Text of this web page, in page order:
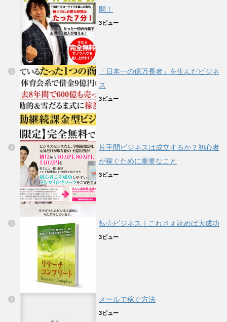
開！
3ビュー
「日本一の億万長者」を生んだビジネ
ス
3ビュー
片手間ビジネスは成立するか？初心者
が稼ぐために重要なこと
3ビュー
転売ビジネス｜これさえ読めば大成功
3ビュー
メールで稼ぐ方法
3ビュー